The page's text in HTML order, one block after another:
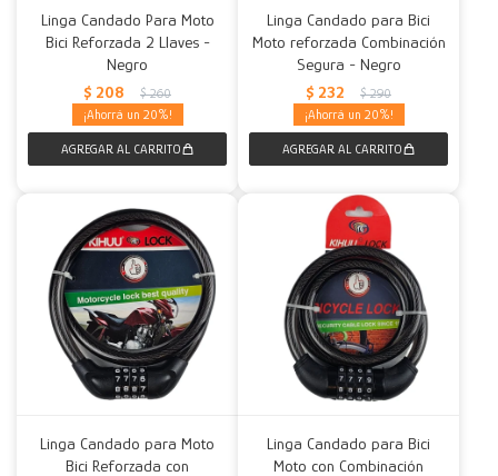
Linga Candado Para Moto
Bici Reforzada 2 Llaves -
Negro
$ 208 $ 260
20
Linga Candado para Bici
Moto reforzada Combinación
Segura - Negro
$ 232 $ 290
20
Linga Candado para Moto
Bici Reforzada con
Linga Candado para Bici
Moto con Combinación